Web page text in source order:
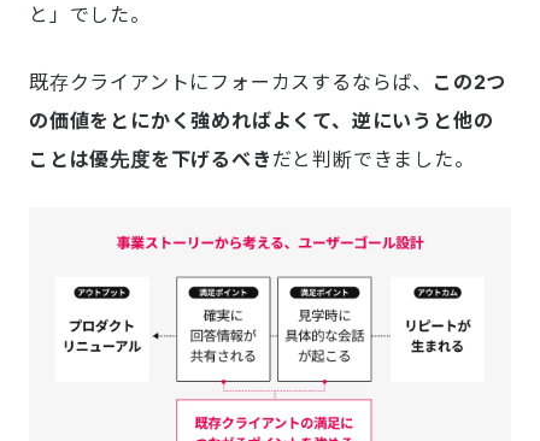
と」でした。
既存クライアントにフォーカスするならば、 この2つ
の価値をとにかく強めればよくて、逆にいうと他の
ことは優先度を下げるべき だと判断できました。